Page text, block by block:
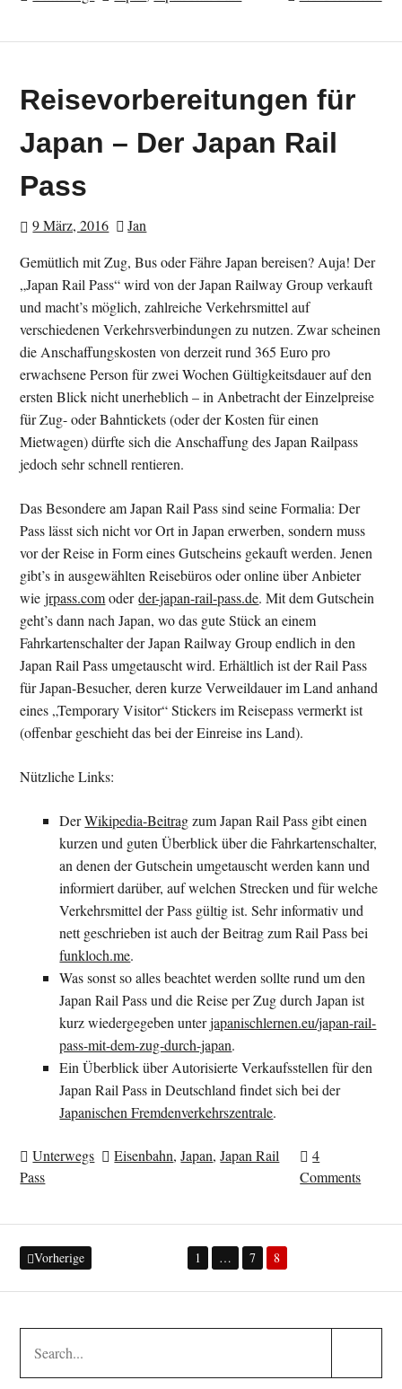
Reisevorbereitungen für
Japan – Der Japan Rail
Pass
9 März, 2016
Jan
Gemütlich mit Zug, Bus oder Fähre Japan bereisen? Auja! Der
„Japan Rail Pass“ wird von der Japan Railway Group verkauft
und macht’s möglich, zahlreiche Verkehrsmittel auf
verschiedenen Verkehrsverbindungen zu nutzen. Zwar scheinen
die Anschaffungskosten von derzeit rund 365 Euro pro
erwachsene Person für zwei Wochen Gültigkeitsdauer auf den
ersten Blick nicht unerheblich – in Anbetracht der Einzelpreise
für Zug- oder Bahntickets (oder der Kosten für einen
Mietwagen) dürfte sich die Anschaffung des Japan Railpass
jedoch sehr schnell rentieren.
Das Besondere am Japan Rail Pass sind seine Formalia: Der
Pass lässt sich nicht vor Ort in Japan erwerben, sondern muss
vor der Reise in Form eines Gutscheins gekauft werden. Jenen
gibt’s in ausgewählten Reisebüros oder online über Anbieter
wiejrpass.comoderder-japan-rail-pass.de. Mit dem Gutschein
geht’s dann nach Japan, wo das gute Stück an einem
Fahrkartenschalter der Japan Railway Group endlich in den
Japan Rail Pass umgetauscht wird. Erhältlich ist der Rail Pass
für Japan-Besucher, deren kurze Verweildauer im Land anhand
eines „Temporary Visitor“ Stickers im Reisepass vermerkt ist
(offenbar geschieht das bei der Einreise ins Land).
Nützliche Links:
DerWikipedia-Beitragzum Japan Rail Pass gibt einen
kurzen und guten Überblick über die Fahrkartenschalter,
an denen der Gutschein umgetauscht werden kann und
informiert darüber, auf welchen Strecken und für welche
Verkehrsmittel der Pass gültig ist. Sehr informativ und
nett geschrieben ist auch der Beitrag zum Rail Pass bei
funkloch.me.
Was sonst so alles beachtet werden sollte rund um den
Japan Rail Pass und die Reise per Zug durch Japan ist
kurz wiedergegeben unterjapanischlernen.eu/japan-rail-
pass-mit-dem-zug-durch-japan.
Ein Überblick über Autorisierte Verkaufsstellen für den
Japan Rail Pass in Deutschland findet sich bei der
Japanischen Fremdenverkehrszentrale.
Unterwegs Eisenbahn,Japan,Japan Rail
Pass
4
Comments
Seitennummerierung
der
Beiträge
Vorherige 1 … 7 8
Search
for:
Submit